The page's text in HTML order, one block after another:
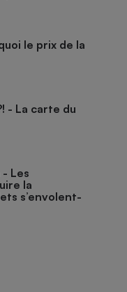
le prix de la
- La carte du
Les
la
s’envolent-